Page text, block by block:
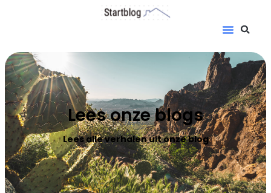
Lees onze blogs
Lees alle verhalen uit onze blog